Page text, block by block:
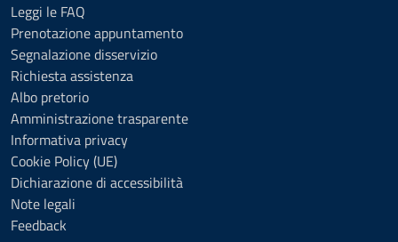
Leggi le FAQ
Prenotazione appuntamento
Segnalazione disservizio
Richiesta assistenza
Albo pretorio
Amministrazione trasparente
Informativa privacy
Cookie Policy (UE)
Dichiarazione di accessibilità
Note legali
Feedback